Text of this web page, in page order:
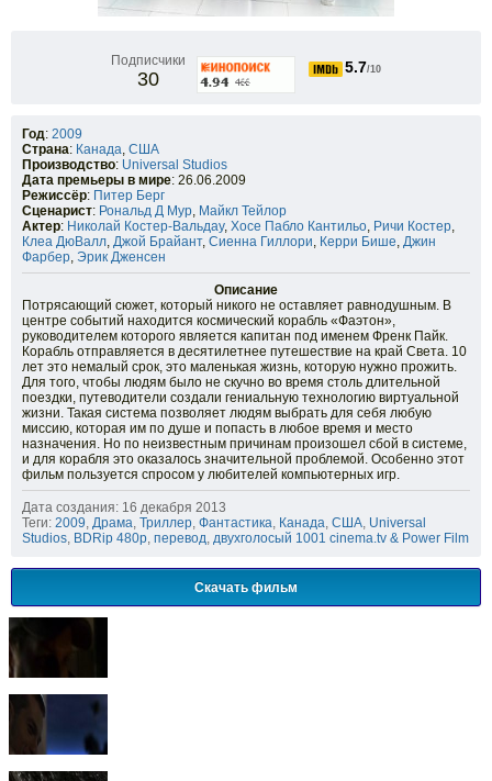
Подписчики
30
5.7/10
Год: 2009
Страна: Канада, США
Производство: Universal Studios
Дата премьеры в мире: 26.06.2009
Режиссёр: Питер Берг
Сценарист: Рональд Д Мур, Майкл Тейлор
Актер: Николай Костер-Вальдау, Хосе Пабло Кантильо, Ричи Костер,
Клеа ДюВалл, Джой Брайант, Сиенна Гиллори, Керри Бише, Джин
Фарбер, Эрик Дженсен
Описание
Потрясающий сюжет, который никого не оставляет равнодушным. В
центре событий находится космический корабль «Фаэтон»,
руководителем которого является капитан под именем Френк Пайк.
Корабль отправляется в десятилетнее путешествие на край Света. 10
лет это немалый срок, это маленькая жизнь, которую нужно прожить.
Для того, чтобы людям было не скучно во время столь длительной
поездки, путеводители создали гениальную технологию виртуальной
жизни. Такая система позволяет людям выбрать для себя любую
миссию, которая им по душе и попасть в любое время и место
назначения. Но по неизвестным причинам произошел сбой в системе,
и для корабля это оказалось значительной проблемой. Особенно этот
фильм пользуется спросом у любителей компьютерных игр.
Дата создания: 16 декабря 2013
Теги: 2009, Драма, Триллер, Фантастика, Канада, США, Universal
Studios, BDRip 480p, перевод, двухголосый 1001 cinema.tv & Power Film
Скачать фильм